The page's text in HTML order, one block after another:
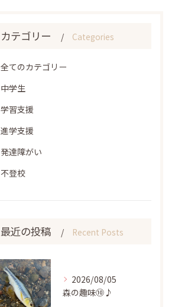
カテゴリー Categories
全てのカテゴリー
中学生
学習支援
進学支援
発達障がい
不登校
最近の投稿 Recent Posts
2026/08/05
森の趣味⑩♪